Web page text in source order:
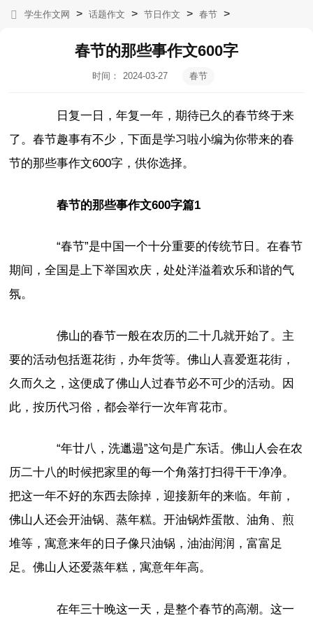
学生作文网 > 话题作文 > 节日作文 > 春节 >
春节的那些事作文600字
时间：
2024-03-27
春节
日复一日，年复一年，期待已久的春节终于来
了。春节趣事有不少，下面是学习啦小编为你带来的春
节的那些事作文600字，供你选择。
春节的那些事作文600字篇1
“春节”是中国一个十分重要的传统节日。在春节
期间，全国是上下举国欢庆，处处洋溢着欢乐和谐的气
氛。
佛山的春节一般在农历的二十几就开始了。主
要的活动包括逛花街，办年货等。佛山人喜爱逛花街，
久而久之，这便成了佛山人过春节必不可少的活动。因
此，按历代习俗，都会举行一次年宵花市。
“年廿八，洗邋遢”这句是广东话。佛山人会在农
历二十八的时候把家里的每一个角落打扫得干干净净。
把这一年不好的东西去除掉，迎接新年的来临。年前，
佛山人还会开油锅、蒸年糕。开油锅炸蛋散、油角、煎
堆等，寓意来年的日子像只油锅，油油润润，富富足
足。佛山人还爱蒸年糕，寓意年年高。
在年三十晚这一天，是整个春节的高潮。这一